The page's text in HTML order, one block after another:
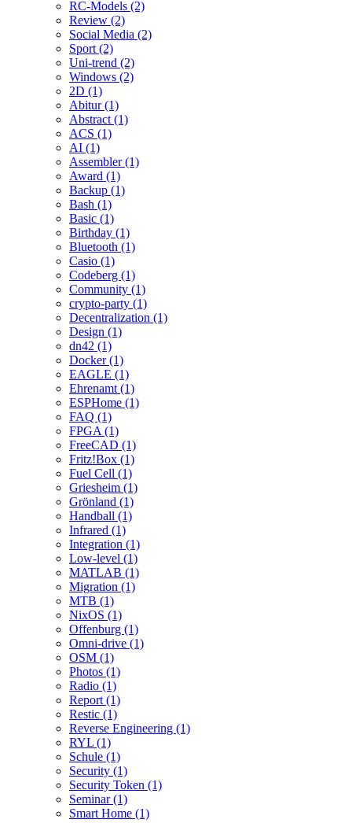
RC-Models (2)
Review (2)
Social Media (2)
Sport (2)
Uni-trend (2)
Windows (2)
2D (1)
Abitur (1)
Abstract (1)
ACS (1)
AI (1)
Assembler (1)
Award (1)
Backup (1)
Bash (1)
Basic (1)
Birthday (1)
Bluetooth (1)
Casio (1)
Codeberg (1)
Community (1)
crypto-party (1)
Decentralization (1)
Design (1)
dn42 (1)
Docker (1)
EAGLE (1)
Ehrenamt (1)
ESPHome (1)
FAQ (1)
FPGA (1)
FreeCAD (1)
Fritz!Box (1)
Fuel Cell (1)
Griesheim (1)
Grönland (1)
Handball (1)
Infrared (1)
Integration (1)
Low-level (1)
MATLAB (1)
Migration (1)
MTB (1)
NixOS (1)
Offenburg (1)
Omni-drive (1)
OSM (1)
Photos (1)
Radio (1)
Report (1)
Restic (1)
Reverse Engineering (1)
RYL (1)
Schule (1)
Security (1)
Security Token (1)
Seminar (1)
Smart Home (1)